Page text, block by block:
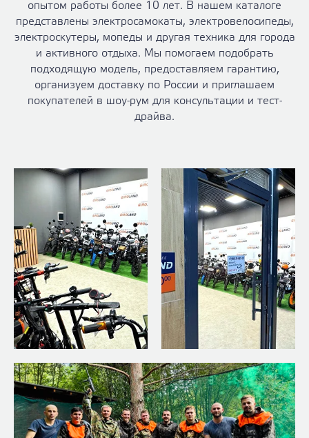
опытом работы более 10 лет. В нашем каталоге
представлены электросамокаты, электровелосипеды,
электроскутеры, мопеды и другая техника для города
и активного отдыха. Мы помогаем подобрать
подходящую модель, предоставляем гарантию,
организуем доставку по России и приглашаем
покупателей в шоу-рум для консультации и тест-
драйва.